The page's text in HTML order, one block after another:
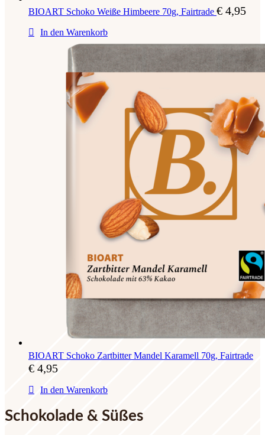
BIOART Schoko Weiße Himbeere 70g, Fairtrade € 4,95
In den Warenkorb
BIOART Schoko Zartbitter Mandel Karamell 70g, Fairtrade
€ 4,95
In den Warenkorb
Schokolade & Süßes